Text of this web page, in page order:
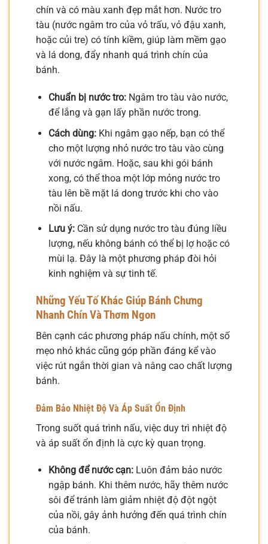
chín và có màu xanh đẹp mắt hơn. Nước tro
tàu (nước ngâm tro của vỏ trấu, vỏ đậu xanh,
hoặc củi tre) có tính kiềm, giúp làm mềm gạo
và lá dong, đẩy nhanh quá trình chín của
bánh.
Chuẩn bị nước tro:Ngâm tro tàu vào nước,
để lắng và gạn lấy phần nước trong.
Cách dùng:Khi ngâm gạo nếp, bạn có thể
cho một lượng nhỏ nước tro tàu vào cùng
với nước ngâm. Hoặc, sau khi gói bánh
xong, có thể thoa một lớp mỏng nước tro
tàu lên bề mặt lá dong trước khi cho vào
nồi nấu.
Lưu ý:Cần sử dụng nước tro tàu đúng liều
lượng, nếu không bánh có thể bị lợ hoặc có
mùi lạ. Đây là một phương pháp đòi hỏi
kinh nghiệm và sự tinh tế.
Những Yếu Tố Khác Giúp Bánh Chưng
Nhanh Chín Và Thơm Ngon
Bên cạnh các phương pháp nấu chính, một số
mẹo nhỏ khác cũng góp phần đáng kể vào
việc rút ngắn thời gian và nâng cao chất lượng
bánh.
Đảm Bảo Nhiệt Độ Và Áp Suất Ổn Định
Trong suốt quá trình nấu, việc duy trì nhiệt độ
và áp suất ổn định là cực kỳ quan trọng.
Không để nước cạn:Luôn đảm bảo nước
ngập bánh. Khi thêm nước, hãy thêm nước
sôi để tránh làm giảm nhiệt độ đột ngột
của nồi, gây ảnh hưởng đến quá trình chín
của bánh.